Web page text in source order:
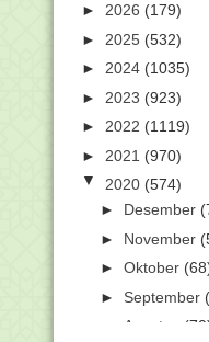
► 2026 (179)
► 2025 (532)
► 2024 (1035)
► 2023 (923)
► 2022 (1119)
► 2021 (970)
▼ 2020 (574)
► Desember
► November
► Oktober
► September
Agustus
(70)